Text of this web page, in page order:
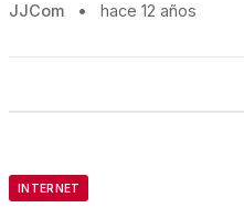
JJCom • hace 12 años
INTERNET